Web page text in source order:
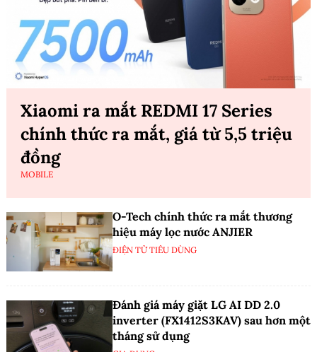
Xiaomi ra mắt REDMI 17 Series
chính thức ra mắt, giá từ 5,5 triệu
đồng
MOBILE
O-Tech chính thức ra mắt thương
hiệu máy lọc nước ANJIER
ĐIỆN TỬ TIÊU DÙNG
Đánh giá máy giặt LG AI DD 2.0
inverter (FX1412S3KAV) sau hơn một
tháng sử dụng